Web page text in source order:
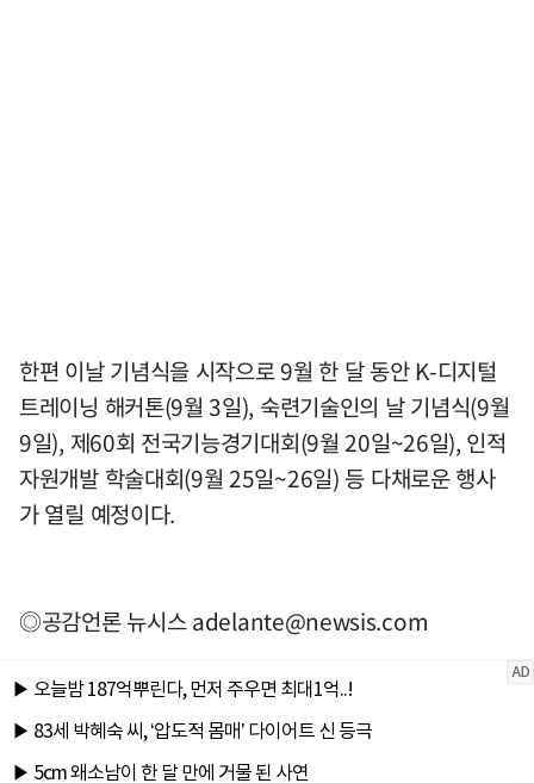
한편 이날 기념식을 시작으로 9월 한 달 동안 K-디지털
트레이닝 해커톤(9월 3일), 숙련기술인의 날 기념식(9월
9일), 제60회 전국기능경기대회(9월 20일~26일), 인적
자원개발 학술대회(9월 25일~26일) 등 다채로운 행사
가 열릴 예정이다.
◎공감언론 뉴시스adelante@newsis.com